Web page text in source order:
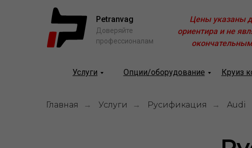
Petranvag
Доверяйте
профессионалам
Цены указаны
ориентира и не
Опции/оборудование Круиз
Услуги
Главная → Услуги → Русификация → Audi